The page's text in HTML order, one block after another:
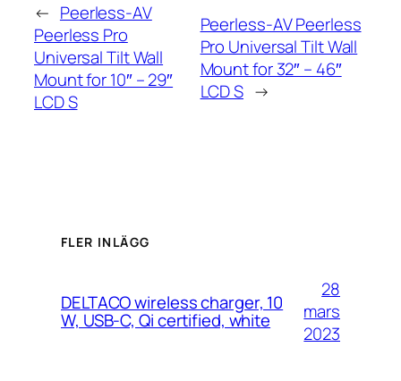
← Peerless-AV
Peerless Pro
Universal Tilt Wall
Mount for 10″ – 29″
LCD S
Peerless-AV Peerless
Pro Universal Tilt Wall
Mount for 32″ – 46″
LCD S →
FLER INLÄGG
DELTACO wireless charger, 10
W, USB-C, Qi certified, white
28
mars
2023